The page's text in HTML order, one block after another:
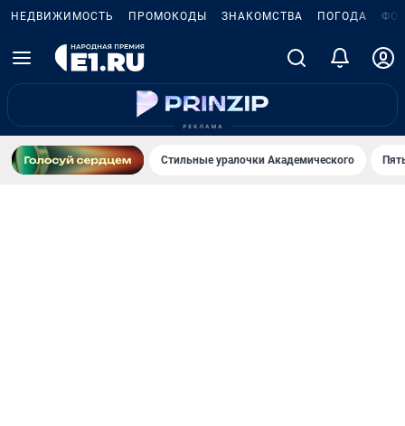
НЕДВИЖИМОСТЬ ПРОМОКОДЫ ЗНАКОМСТВА ПОГОДА
Стильные уралочки Академического